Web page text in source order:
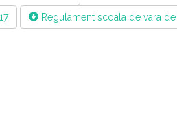
Regulament scoala de vara